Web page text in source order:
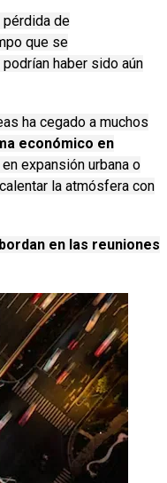
pérdida de
que se
haber sido aún
ha cegado a muchos
económico en
expansión urbana o
la atmósfera con
en las reuniones